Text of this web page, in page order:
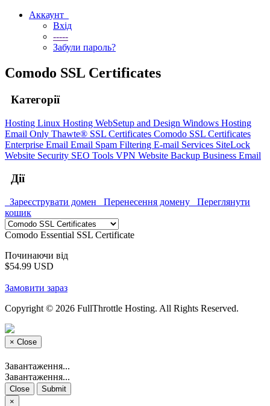
Аккаунт
Вхід
-----
Забули пароль?
Comodo SSL Certificates
Категорії
Hosting Linux Hosting WebSetup and Design Windows Hosting
Email Only Thawte® SSL Certificates Comodo SSL Certificates
Enterprise Email Email Spam Filtering E-mail Services SiteLock
Website Security SEO Tools VPN Website Backup Business Email
Дії
Зареєструвати домен Перенесення домену
Переглянути
кошик
Comodo Essential SSL Certificate
Починаючи від
$54.99 USD
Замовити зараз
Copyright © 2026 FullThrottle Hosting. All Rights Reserved.
× Close
Завантаження...
Завантаження...
Close
Submit
×